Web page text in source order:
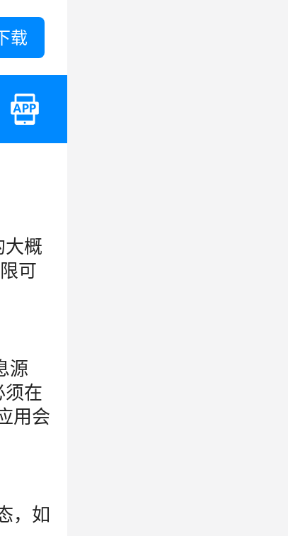
载
大概
可
源
须在
用会
，如